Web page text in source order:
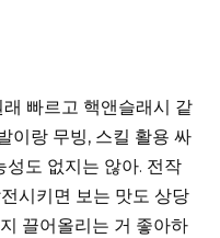
빠르고 핵앤슬래시 같
이랑 무빙, 스킬 활용 싸
도 없지는 않아. 전작
시키면 보는 맛도 상당
끌어올리는 거 좋아하